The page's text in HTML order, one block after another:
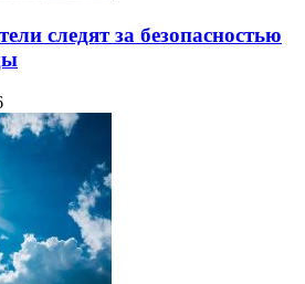
следят за безопасностью